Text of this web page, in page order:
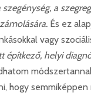
a
És ez
vagy
építkező, helyi
hogy